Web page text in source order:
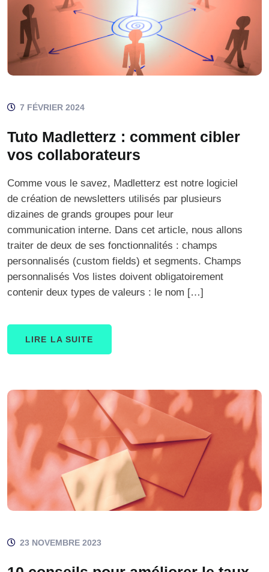
7 FÉVRIER 2024
Tuto Madletterz : comment cibler
vos collaborateurs
Comme vous le savez, Madletterz est notre logiciel
de création de newsletters utilisés par plusieurs
dizaines de grands groupes pour leur
communication interne. Dans cet article, nous allons
traiter de deux de ses fonctionnalités : champs
personnalisés (custom fields) et segments. Champs
personnalisés Vos listes doivent obligatoirement
contenir deux types de valeurs : le nom […]
LIRE LA SUITE
23 NOVEMBRE 2023